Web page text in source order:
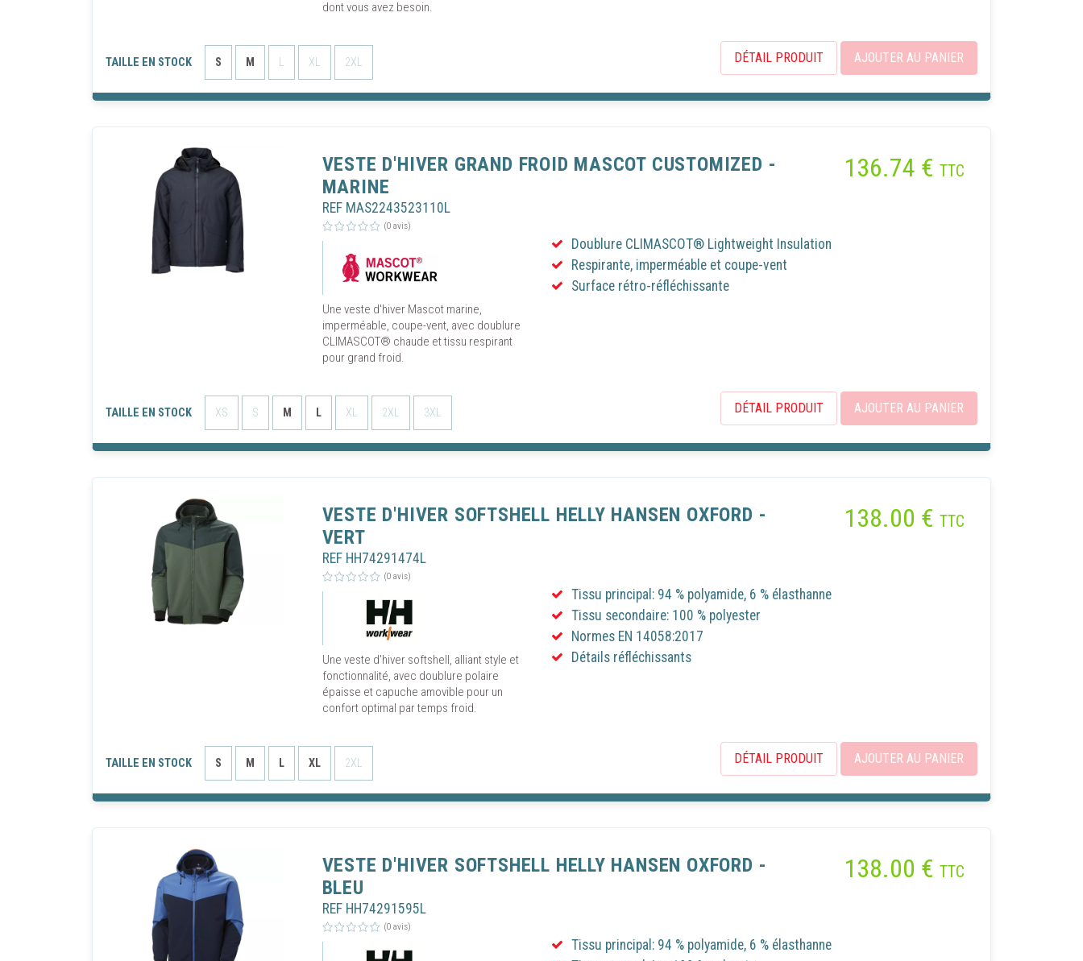
dont vous avez besoin.
TAILLE EN STOCK S M L XL 2XL DÉTAIL PRODUIT AJOUTER AU PANIER
VESTE D'HIVER GRAND FROID MASCOT CUSTOMIZED -
MARINE
REF MAS2243523110L
(0 avis)
136.74 € TTC
Une veste d'hiver Mascot marine,
imperméable, coupe-vent, avec doublure
CLIMASCOT® chaude et tissu respirant
pour grand froid.
Doublure CLIMASCOT® Lightweight Insulation
Respirante, imperméable et coupe-vent
Surface rétro-réfléchissante
TAILLE EN STOCK XS S M L XL 2XL 3XL DÉTAIL PRODUIT AJOUTER AU PANIER
VESTE D'HIVER SOFTSHELL HELLY HANSEN OXFORD -
VERT
REF HH74291474L
(0 avis)
138.00 € TTC
Une veste d'hiver softshell, alliant style et
fonctionnalité, avec doublure polaire
épaisse et capuche amovible pour un
confort optimal par temps froid.
Tissu principal: 94 % polyamide, 6 % élasthanne
Tissu secondaire: 100 % polyester
Normes EN 14058:2017
Détails réfléchissants
TAILLE EN STOCK S M L XL 2XL DÉTAIL PRODUIT AJOUTER AU PANIER
VESTE D'HIVER SOFTSHELL HELLY HANSEN OXFORD -
BLEU
REF HH74291595L
(0 avis)
138.00 € TTC
Tissu principal: 94 % polyamide, 6 % élasthanne
Continuer sans accepter